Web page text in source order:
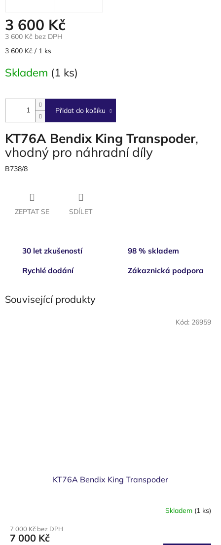
3 600 Kč
3 600 Kč bez DPH
Měrná
3 600 Kč / 1 ks
Skladem (1 ks)
Přidat do košíku
KT76A Bendix King Transpoder,
vhodný pro náhradní díly
B738/8
ZEPTAT SE SDÍLET
30 let zkušeností 98 % skladem
Rychlé dodání Zákaznická podpora
Související produkty
KT76A Bendix King Transpoder
Skladem (1 ks)
7 000 Kč bez DPH
7 000 Kč
Kód: 26959